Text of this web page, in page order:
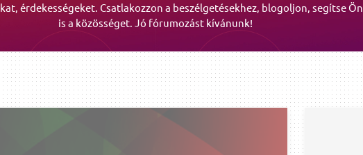
érdekességeket. Csatlakozzon a beszélgetésekhez, blogoljon, segítse Ön
is a közösséget. Jó fórumozást kívánunk!